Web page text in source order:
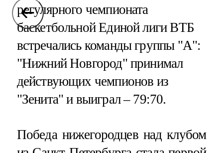
регулярного чемпионата
баскетбольной Единой лиги ВТБ
встречались команды группы "А":
"Нижний Новгород" принимал
действующих чемпионов из
"Зенита" и выиграл – 79:70.
Победа нижегородцев над клубом